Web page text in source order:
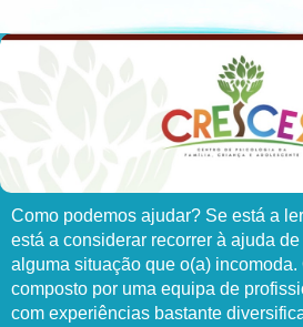
Como podemos ajudar? Se está a
está a considerar recorrer à ajuda
alguma situação que o(a)
composto por uma equipa de
com experiências bastante